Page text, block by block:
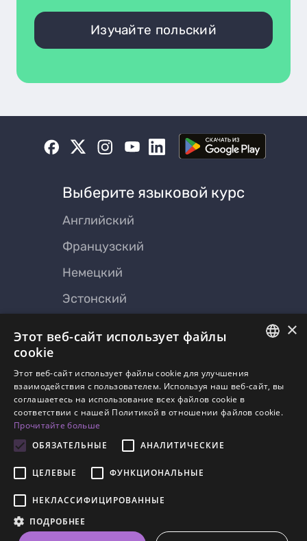
Изучайте польский
Выберите языковой курс
Английский
Французский
Немецкий
Эстонский
О Lingvist
Связаться с нами
О нас
Пресса
Правила Конфиденциальность
SPANISH
FRENCH
ITALIAN
×
Этот веб-сайт использует файлы
cookie
Этот веб-сайт использует файлы cookie для улучшения
взаимодействия с пользователем. Используя наш веб-сайт, вы
соглашаетесь на использование всех файлов cookie в
соответствии с нашей Политикой в ​​отношении файлов cookie.
Прочитайте больше
ОБЯЗАТЕЛЬНЫЕ
АНАЛИТИЧЕСКИЕ
ЦЕЛЕВЫЕ ФУНКЦИОНАЛЬНЫЕ
НЕКЛАССИФИЦИРОВАННЫЕ
ПОДРОБНЕЕ